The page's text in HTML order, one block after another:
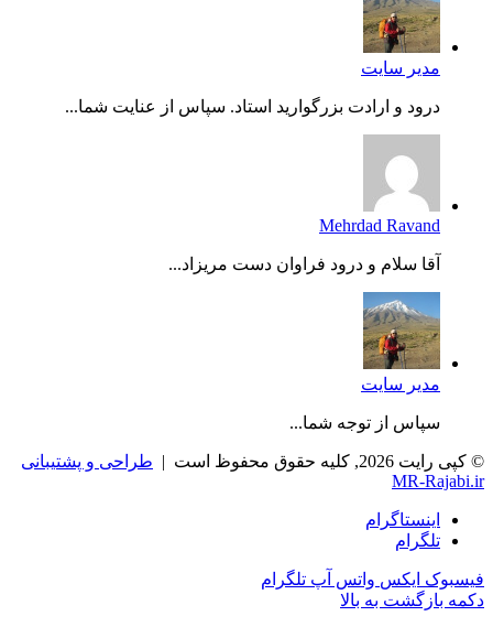
مدیر سایت
درود و ارادت بزرگوارید استاد. سپاس از عنایت شما...
Mehrdad Ravand
آقا سلام و درود فراوان دست مریزاد...
مدیر سایت
سپاس از توجه شما...
© کپی رایت 2026, کلیه حقوق محفوظ است |
طراحی و پشتیبانی
MR-Rajabi.ir
اینستاگرام
تلگرام
فیسبوک ایکس واتس آپ تلگرام
دکمه بازگشت به بالا